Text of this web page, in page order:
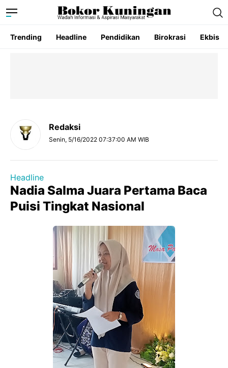
Trending Headline Pendidikan Birokrasi Ekbis
Redaksi
Senin, 5/16/2022 07:37:00 AM WIB
Headline
Nadia Salma Juara Pertama Baca
Puisi Tingkat Nasional